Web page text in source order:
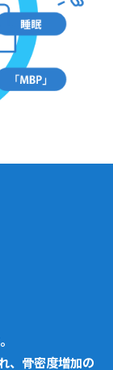
、骨密度増加の